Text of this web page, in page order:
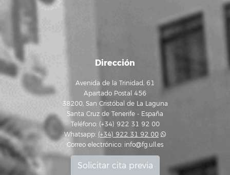
Dirección
Avenida de la Trinidad, 61
Apartado Postal 456
38200, San Cristóbal de La Laguna
Santa Cruz de Tenerife - España
Teléfono: (+34) 922 31 92 00
Whatsapp: (+34) 922 31 92 00
Correo electrónico: info@fg.ull.es
Solicitar cita previa